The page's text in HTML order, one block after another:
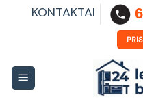
KONTAKTAI